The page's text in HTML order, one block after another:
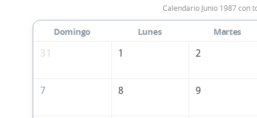
Calendario Junio 1987 con
Domingo Lunes Martes
31
1 2
7 8 9